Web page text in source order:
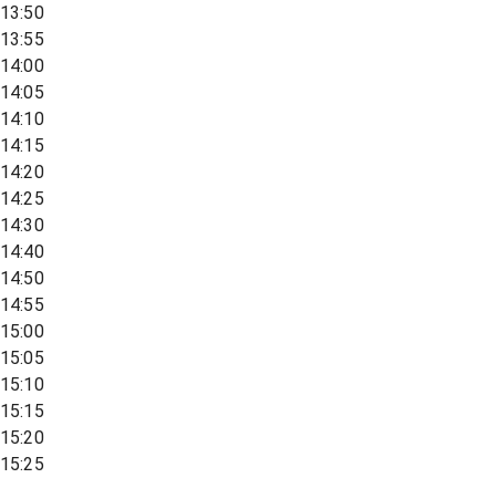
13:50
13:55
14:00
14:05
14:10
14:15
14:20
14:25
14:30
14:40
14:50
14:55
15:00
15:05
15:10
15:15
15:20
15:25